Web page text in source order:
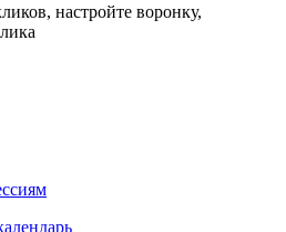
настройте воронку,